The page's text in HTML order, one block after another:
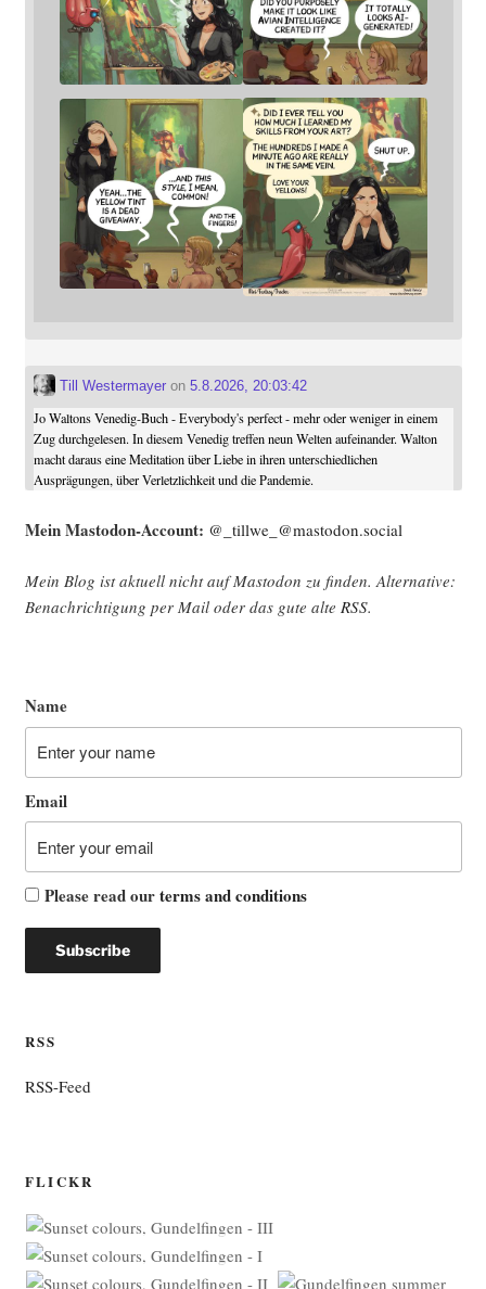
Till Westermayeron 5.8.2026, 20:03:42
Jo Waltons Venedig-Buch - Everybody's perfect - mehr oder weniger in einem
Zug durchgelesen. In diesem Venedig treffen neun Welten aufeinander. Walton
macht daraus eine Meditation über Liebe in ihren unterschiedlichen
Ausprägungen, über Verletzlichkeit und die Pandemie.
Mein Mast­o­don-Account: @_tillwe_@mastodon.social
Mein Blog ist aktu­ell nicht auf Mast­o­don zu fin­den. Alter­na­ti­ve:
Benach­rich­ti­gung per Mail oder das gute alte RSS.
Name
Email
Please read ourterms and conditions
RSS
RSS-Feed
FLICKR